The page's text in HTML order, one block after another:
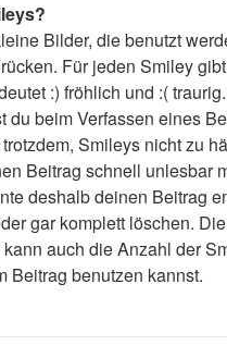
Bilder, die benutzt
Für jeden Smiley
:) fröhlich und :(
du beim Verfassen eines
Smileys nicht zu
Beitrag schnell unlesbar
deshalb deinen Beitrag
gar komplett löschen.
auch die Anzahl der
Beitrag benutzen kannst.